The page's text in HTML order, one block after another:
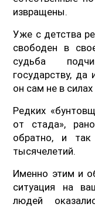
извращены.
Уже с детства
свободен в
судьба
государству, да
он сам не в
Редких
от стада»,
обратно, и так
тысячелетий.
Именно этим и
ситуация на
людей